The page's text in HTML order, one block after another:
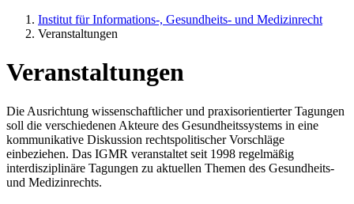
Institut für Informations-, Gesundheits- und Medizinrecht
Veranstaltungen
Veranstaltungen
Die Ausrichtung wissenschaftlicher und praxisorientierter Tagungen
soll die verschiedenen Akteure des Gesundheitssystems in eine
kommunikative Diskussion rechtspolitischer Vorschläge
einbeziehen. Das IGMR veranstaltet seit 1998 regelmäßig
interdisziplinäre Tagungen zu aktuellen Themen des Gesundheits-
und Medizinrechts.